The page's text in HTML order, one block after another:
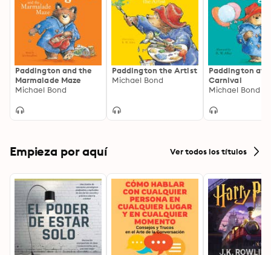
Paddington and the
Marmalade Maze
Michael Bond
Paddington the Artist
Michael Bond
Paddington at
Carnival
Michael Bond
Empieza por aquí Ver todos los títulos